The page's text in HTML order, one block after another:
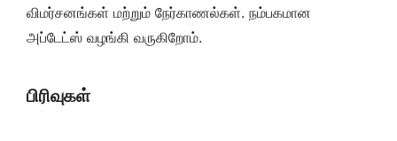
விமர்சனங்கள் மற்றும் நேர்காணல்கள். நம்பகமான
அப்டேட்ஸ் வழங்கி வருகிறோம்.
பிரிவுகள்